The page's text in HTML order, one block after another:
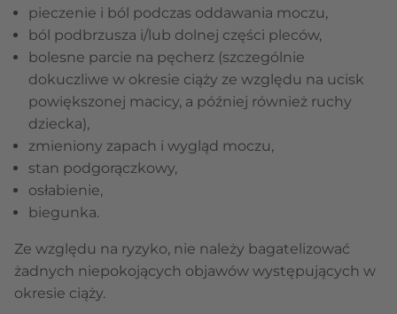
pieczenie i ból podczas oddawania moczu,
ból podbrzusza i/lub dolnej części pleców,
bolesne parcie na pęcherz (szczególnie
dokuczliwe w okresie ciąży ze względu na ucisk
powiększonej macicy, a później również ruchy
dziecka),
zmieniony zapach i wygląd moczu,
stan podgorączkowy,
osłabienie,
biegunka.
Ze względu na ryzyko, nie należy bagatelizować
żadnych niepokojących objawów występujących w
okresie ciąży.